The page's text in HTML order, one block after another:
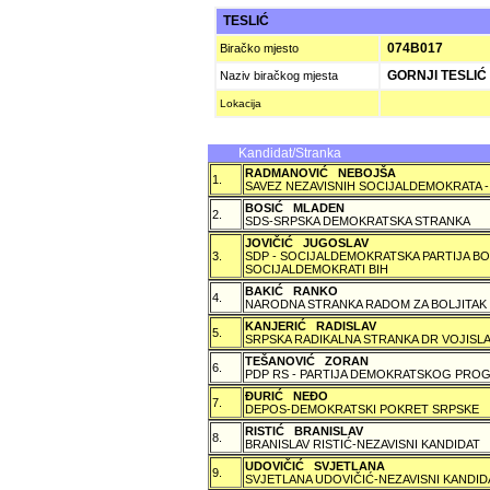
TESLIĆ
Biračko mjesto 074B017
Naziv biračkog mjesta GORNJI TESLIĆ
Lokacija
Kandidat/Stranka
1.
RADMANOVIĆ NEBOJŠA
SAVEZ NEZAVISNIH SOCIJALDEMOKRATA
2.
BOSIĆ MLADEN
SDS-SRPSKA DEMOKRATSKA STRANKA
3.
JOVIČIĆ JUGOSLAV
SDP - SOCIJALDEMOKRATSKA PARTIJA
SOCIJALDEMOKRATI BIH
4.
BAKIĆ RANKO
NARODNA STRANKA RADOM ZA BOLJITAK
5.
KANJERIĆ RADISLAV
SRPSKA RADIKALNA STRANKA DR
6.
TEŠANOVIĆ ZORAN
PDP RS - PARTIJA DEMOKRATSKOG
7.
ÐURIĆ NEÐO
DEPOS-DEMOKRATSKI POKRET SRPSKE
8.
RISTIĆ BRANISLAV
BRANISLAV RISTIĆ-NEZAVISNI KANDIDAT
9.
UDOVIČIĆ SVJETLANA
SVJETLANA UDOVIČIĆ-NEZAVISNI